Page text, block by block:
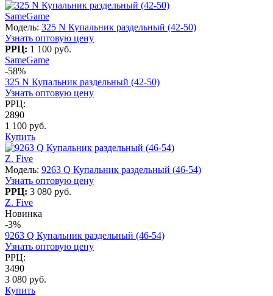
SameGame
Модель: 325 N Купальник раздельный (42-50)
Узнать оптовую цену
РРЦ: 1 100 руб.
SameGame
-58%
325 N Купальник раздельный (42-50)
Узнать оптовую цену
РРЦ:
2890
1 100 руб.
Купить
Z. Five
Модель: 9263 Q Купальник раздельный (46-54)
Узнать оптовую цену
РРЦ: 3 080 руб.
Z. Five
Новинка
-3%
9263 Q Купальник раздельный (46-54)
Узнать оптовую цену
РРЦ:
3490
3 080 руб.
Купить